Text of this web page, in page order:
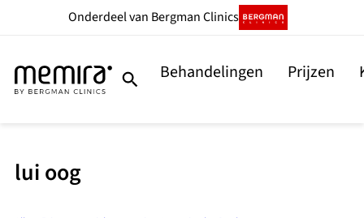
Onderdeelvan Bergman Clinics
Behandelingen Prijzen
lui oog